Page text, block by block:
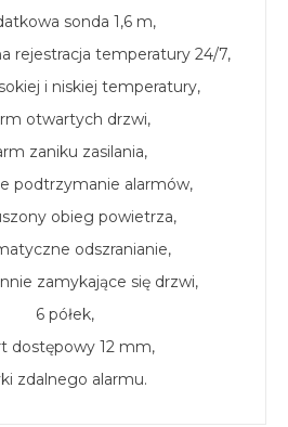
sonda 1,6 m,
rejestracja temperatury 24/7,
i niskiej temperatury,
otwartych drzwi,
zaniku zasilania,
podtrzymanie alarmów,
obieg powietrza,
odszranianie,
zamykające się drzwi,
6 półek,
dostępowy 12 mm,
zdalnego alarmu.